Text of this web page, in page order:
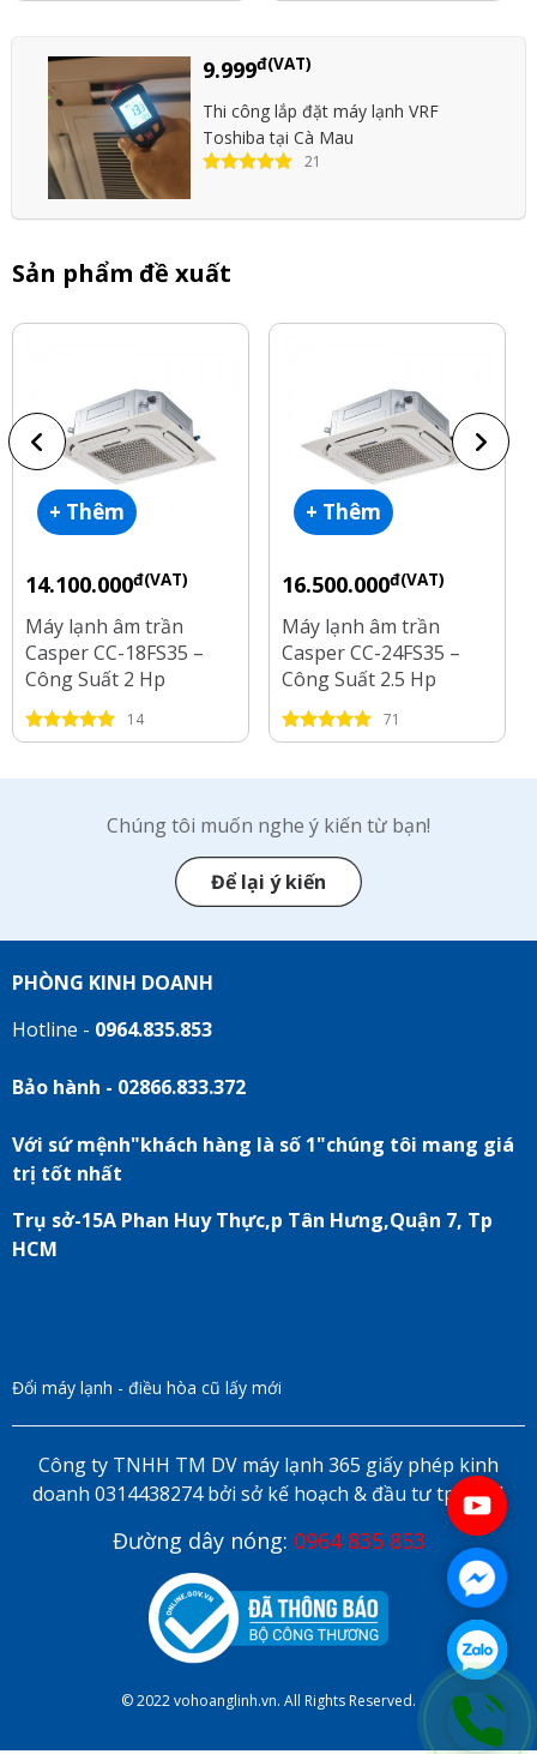
9.999đ(VAT)
Thi công lắp đặt máy lạnh VRF
Toshiba tại Cà Mau
21
Sản phẩm đề xuất
+ Thêm
14.100.000đ(VAT)
Máy lạnh âm trần
Casper CC-18FS35 –
Công Suất 2 Hp
14
+ Thêm
16.500.000đ(VAT)
Máy lạnh âm trần
Casper CC-24FS35 –
Công Suất 2.5 Hp
71
Chúng tôi muốn nghe ý kiến từ bạn!
Để lại ý kiến
PHÒNG KINH DOANH
Hotline - 0964.835.853
Bảo hành - 02866.833.372
Với sứ mệnh"khách hàng là số 1"chúng tôi mang giá
trị tốt nhất
Trụ sở-15A Phan Huy Thực,p Tân Hưng,Quận 7, Tp
HCM
Đổi máy lạnh - điều hòa cũ lấy mới
Công ty TNHH TM DV máy lạnh 365 giấy phép kinh
doanh 0314438274 bởi sở kế hoạch & đầu tư tp HCM
Đường dây nóng: 0964 835 853
© 2022 vohoanglinh.vn. All Rights Reserved.